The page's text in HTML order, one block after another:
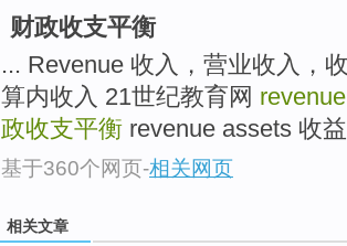
财政收支平衡
... Revenue 收入，营业收入，
算内收入 21世纪教育网
政收支平衡 revenue assets 收
基于360个网页-相关网页
相关文章